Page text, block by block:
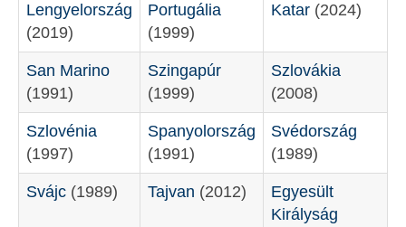
Lengyelország
(2019)
Portugália
(1999)
Katar (2024)
San Marino
(1991)
Szingapúr
(1999)
Szlovákia
(2008)
Szlovénia
(1997)
Spanyolország
(1991)
Svédország
(1989)
Svájc (1989) Tajvan (2012)
Egyesült
Királyság